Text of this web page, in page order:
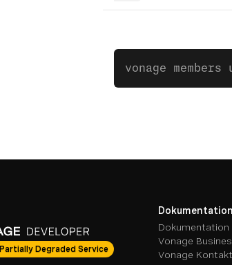
vonage members
Partially Degraded Service
Dokumentation
Dokumentation
Vonage
Vonage